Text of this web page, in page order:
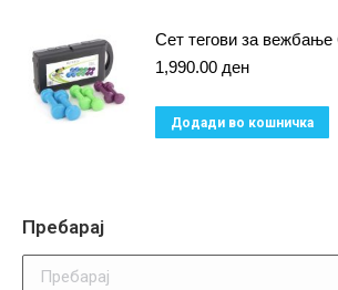
Сет тегови за вежбање
1,990.00 ден
Додади во кошничка
Пребарај